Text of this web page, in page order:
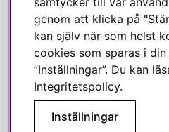
SVENSKA HEM
Varmt välkommen till Svenska
Vi värdesätter våra kunder högt
om du har några frågor eller vill ha
010-35 00 610
genom att klicka på
kan själv när som helst
cookies som sparas i
”Inställningar”. Du kan
Integritetspolicy.
Inställningar